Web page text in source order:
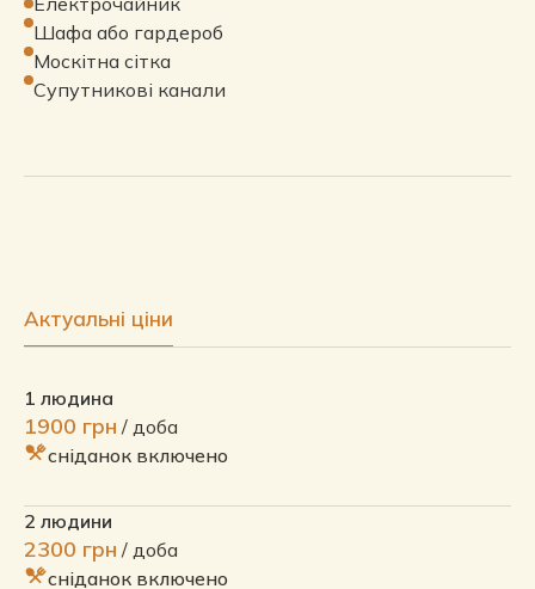
Шафа або гардероб
Москітна сітка
Супутникові канали
Актуальні ціни
1 людина
1900 грн / доба
сніданок включено
2 людини
2300 грн / доба
сніданок включено